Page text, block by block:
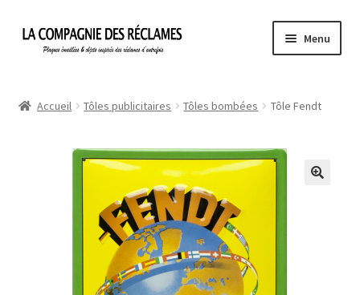
Aller
Aller
Menu
Informations légales
Ma Commande
Accueil Tôles publicitaires Tôles bombées Tôle Fendt